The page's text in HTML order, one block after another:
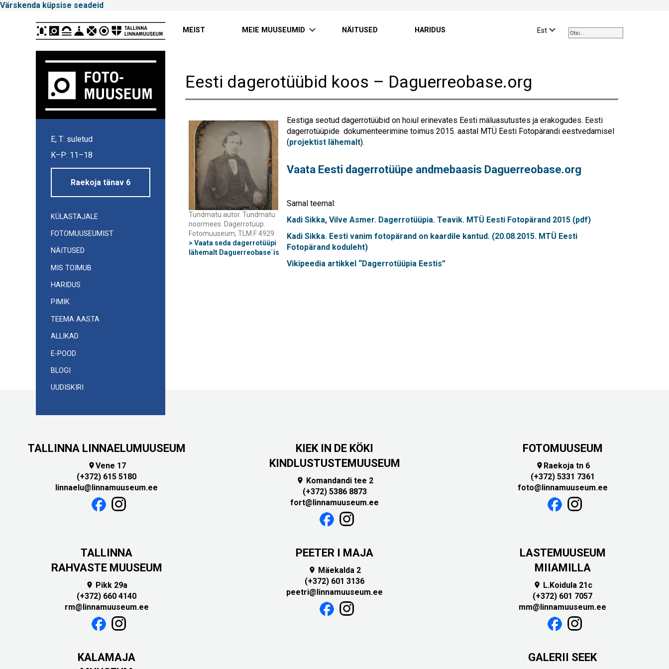
Värskenda küpsise seadeid
Linnamuuseum
the
up
a
enter
Est
MEIST MEIE MUUSEUMID NÄITUSED HARIDUS
E, T: suletud
K–P: 11–18
Raekoja tänav 6
KÜLASTAJALE
FOTOMUUSEUMIST
NÄITUSED
MIS TOIMUB
HARIDUS
PIMIK
TEEMA AASTA
ALLIKAD
E-POOD
BLOGI
UUDISKIRI
Eesti dagerotüübid koos – Daguerreobase.org
Tundmatu autor. Tundmatu
noormees. Dagerrotüüp.
Fotomuuseum, TLM F 4929
> Vaata seda dagerrotüüpi
lähemalt Daguerreobase´is
Eestiga seotud dagerrotüübid on hoiul erinevates Eesti mäluasutustes ja erakogudes. Eesti
dagerrotüüpide dokumenteerimine toimus 2015. aastal MTÜ Eesti Fotopärandi eestvedamisel
(projektist lähemalt).
Vaata Eesti dagerrotüüpe andmebaasis Daguerreobase.org
Samal teemal:
Kadi Sikka, Vilve Asmer. Dagerrotüüpia. Teavik. MTÜ Eesti Fotopärand 2015 (pdf)
Kadi Sikka. Eesti vanim fotopärand on kaardile kantud. (20.08.2015. MTÜ Eesti
Fotopärand koduleht)
Vikipeedia artikkel “Dagerrotüüpia Eestis”
TALLINNA LINNAELUMUUSEUM
Vene 17
(+372) 615 5180
linnaelu@linnamuuseum.ee
KIEK IN DE KÖKI
KINDLUSTUSTEMUUSEUM
 Komandandi tee 2
(+372) 5386 8873
fort@linnamuuseum.ee
FOTOMUUSEUM
 Raekoja tn 6
(+372) 5331 7361
foto@linnamuuseum.ee
TALLINNA
RAHVASTE MUUSEUM
 Pikk 29a
(+372) 660 4140
rm@linnamuuseum.ee
PEETER I MAJA
 Mäekalda 2
(+372) 601 3136
peetri@linnamuuseum.ee
LASTEMUUSEUM
MIIAMILLA
 L.Koidula 21c
(+372) 601 7057
mm@linnamuuseum.ee
KALAMAJA
GALERII SEEK